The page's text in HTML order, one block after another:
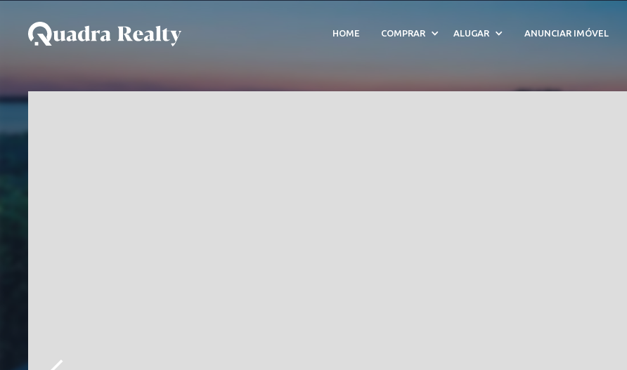
HOME COMPRAR ALUGAR ANUNCIAR IMÓVEL
Embarcação a venda - Cód. 211178